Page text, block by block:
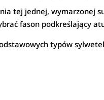
tej jednej, wymarzonej
fason podkreślający
typów